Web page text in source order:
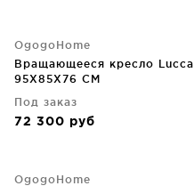
OgogoHome
Вращающееся кресло Lucca
95X85X76 CM
Под заказ
72 300 руб
OgogoHome